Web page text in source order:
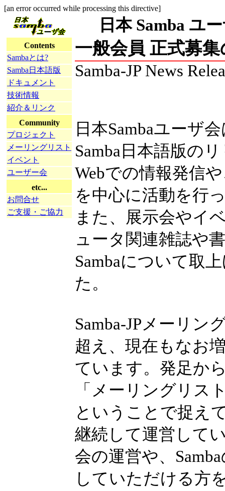
[an error occurred while processing this directive]
Contents
Sambaとは?
Samba日本語版
ドキュメント
技術情報
紹介＆リンク
Community
プロジェクト
メーリングリスト
イベント
ユーザー会
etc...
お問合せ
ご支援・ご協力
日本 Samba ユ
一般会員 正式募
Samba-JP News
日本Sambaユーザ
Samba日本語版の
Webでの情報発信
を中心に活動を行
また、展示会やイ
ュータ関連雑誌や
Sambaについて取
た。
Samba-JPメーリン
超え、現在もなお
ています。発足か
「メーリングリス
ということで捉え
継続して運営して
会の運営や、
していただける方